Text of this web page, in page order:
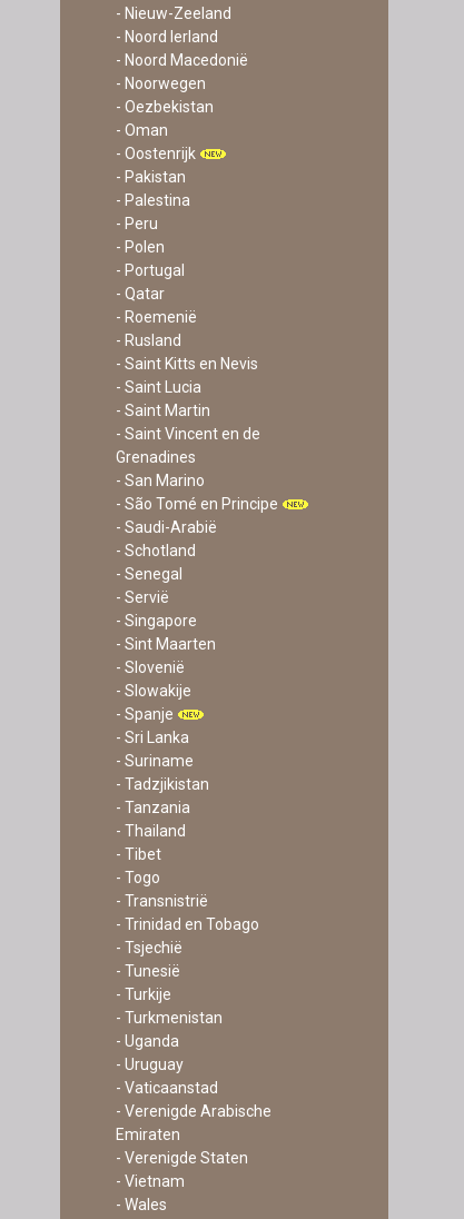
- Nieuw-Zeeland
- Noord Ierland
- Noord Macedonië
- Noorwegen
- Oezbekistan
- Oman
- Oostenrijk
- Pakistan
- Palestina
- Peru
- Polen
- Portugal
- Qatar
- Roemenië
- Rusland
- Saint Kitts en Nevis
- Saint Lucia
- Saint Martin
- Saint Vincent en de
Grenadines
- San Marino
- São Tomé en Principe
- Saudi-Arabië
- Schotland
- Senegal
- Servië
- Singapore
- Sint Maarten
- Slovenië
- Slowakije
- Spanje
- Sri Lanka
- Suriname
- Tadzjikistan
- Tanzania
- Thailand
- Tibet
- Togo
- Transnistrië
- Trinidad en Tobago
- Tsjechië
- Tunesië
- Turkije
- Turkmenistan
- Uganda
- Uruguay
- Vaticaanstad
- Verenigde Arabische
Emiraten
- Verenigde Staten
- Vietnam
- Wales